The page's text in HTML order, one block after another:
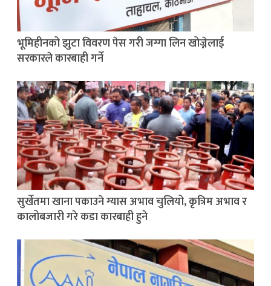
भूमिहीनको झुटा विवरण पेस गरी जग्गा लिन खोज्नेलाई
सरकारले कारबाही गर्ने
सुर्खेतमा खाना पकाउने ग्यास अभाव चुलियो, कृत्रिम अभाव र
कालोबजारी गरे कडा कारबाही हुने